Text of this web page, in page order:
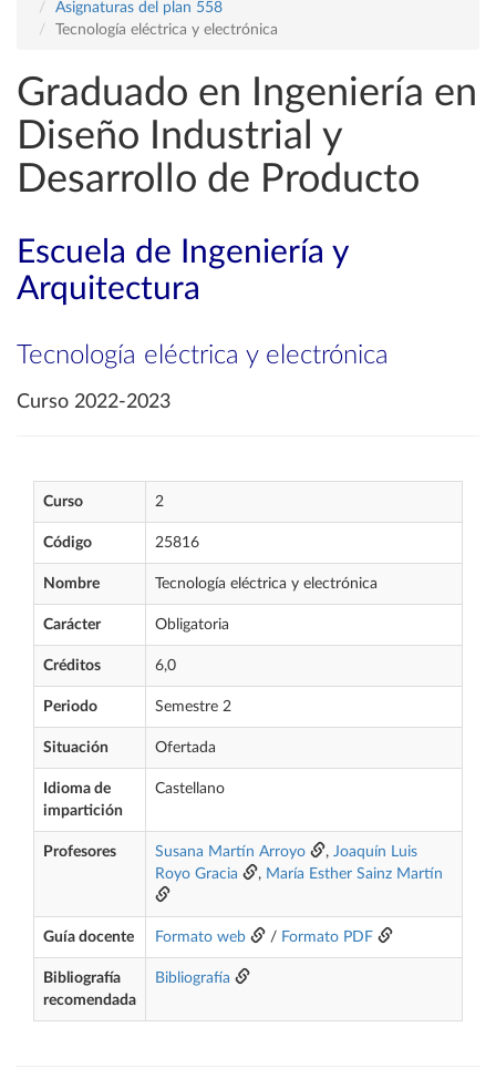
Asignaturas del plan 558
Tecnología eléctrica y electrónica
Graduado en Ingeniería en
Diseño Industrial y
Desarrollo de Producto
Escuela de Ingeniería y
Arquitectura
Tecnología eléctrica y electrónica
Curso 2022-2023
Curso 2
Código 25816
Nombre Tecnología eléctrica y electrónica
Carácter Obligatoria
Créditos 6,0
Periodo Semestre 2
Situación Ofertada
Idioma de
impartición
Castellano
Profesores Susana Martín Arroyo , Joaquín Luis
Royo Gracia
, María Esther Sainz Martín
Guía docente Formato web / Formato PDF
Bibliografía
recomendada
Bibliografía